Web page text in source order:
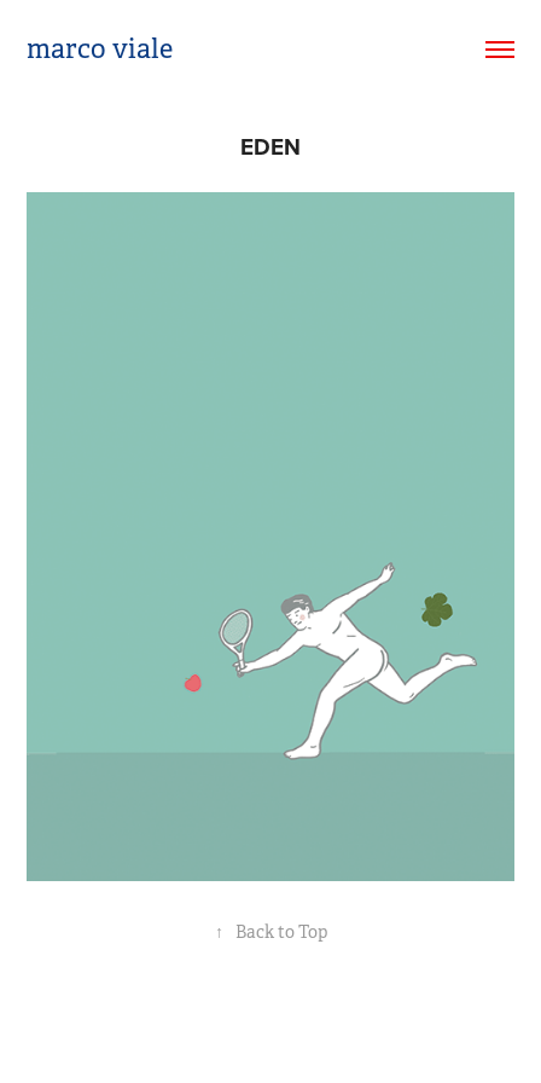
marco viale
EDEN
↑ Back to Top